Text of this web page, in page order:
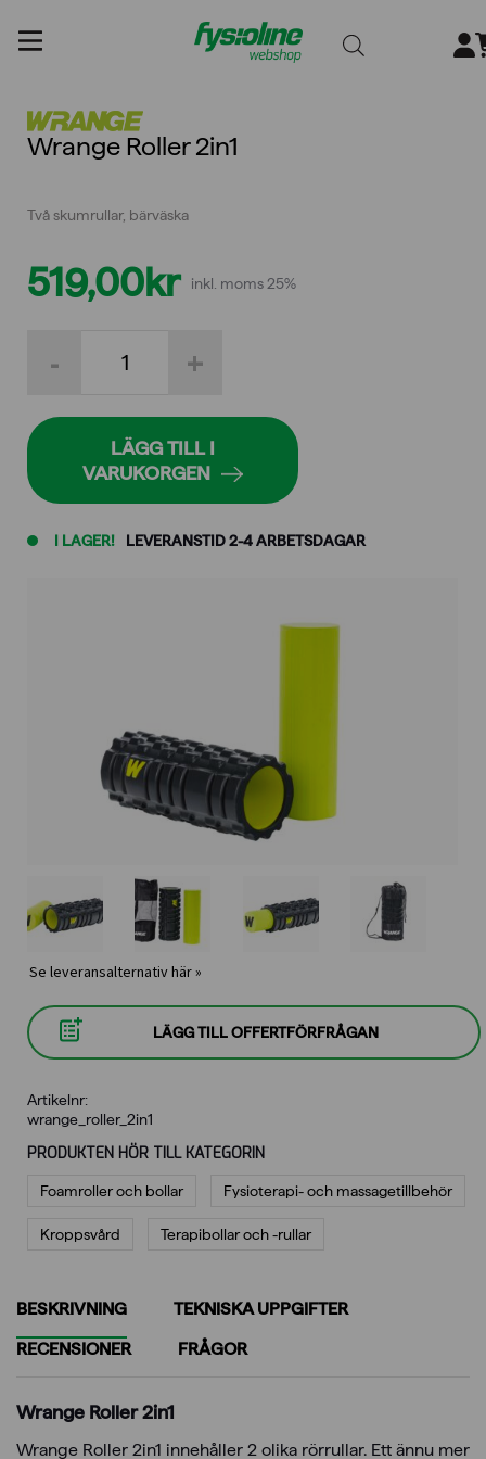
innehållet
Wrange Roller 2in1
Två skumrullar, bärväska
519,00kr inkl. moms 25%
I LAGER! LEVERANSTID 2-4 ARBETSDAGAR
+
-
LÄGG TILL I
VARUKORGEN
Se leveransalternativ här »
LÄGG TILL OFFERTFÖRFRÅGAN
Artikelnr:
wrange_roller_2in1
PRODUKTEN HÖR TILL KATEGORIN
Foamroller och bollar Fysioterapi- och massagetillbehör
Kroppsvård Terapibollar och -rullar
BESKRIVNING
TEKNISKA UPPGIFTER
RECENSIONER
FRÅGOR
Wrange Roller 2in1
Wrange Roller 2in1 innehåller 2 olika rörrullar. Ett ännu mer